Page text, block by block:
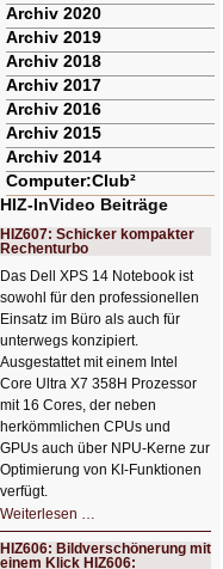
Archiv 2020
Archiv 2019
Archiv 2018
Archiv 2017
Archiv 2016
Archiv 2015
Archiv 2014
Computer:Club²
HIZ-InVideo Beiträge
HIZ607: Schicker kompakter
Rechenturbo
Das Dell XPS 14 Notebook ist
sowohl für den professionellen
Einsatz im Büro als auch für
unterwegs konzipiert.
Ausgestattet mit einem Intel
Core Ultra X7 358H Prozessor
mit 16 Cores, der neben
herkömmlichen CPUs und
GPUs auch über NPU-Kerne zur
Optimierung von KI-Funktionen
verfügt.
Weiterlesen …
Schicker
kompakter
Rechenturbo
HIZ606: Bildverschönerung mit
einem Klick HIZ606: